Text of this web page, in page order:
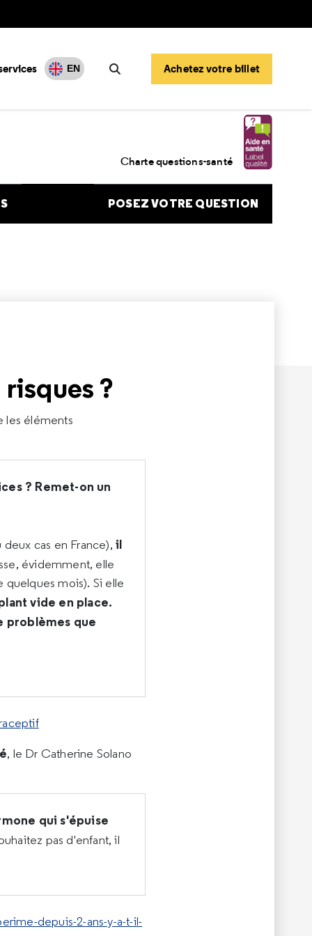
EN
Rechercher
Achetez votre billet
Charte questions-santé
POSEZ VOTRE QUESTION
?
les éléments
? Remet-on un
cas en France), il
évidemment, elle
quelques mois). Si elle
vide en place.
problèmes que
, le Dr Catherine Solano
qui s'épuise
pas d'enfant, il
depuis-2-ans-y-a-t-il-